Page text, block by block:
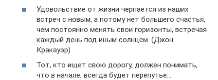
Удовольствие от жизни черпается из наших
встреч с новым, а потому нет большего счастья,
чем постоянно менять свои горизонты, встречая
каждый день под иным солнцем. (Джон
Кракауэр)
Тот, кто ищет свою дорогу, должен понимать,
что в начале, всегда будет перепутье…